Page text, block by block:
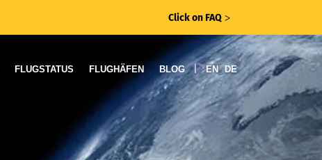
Click on FAQ ᐳ
FLUGSTATUS FLUGHÄFEN BLOG | EN DE